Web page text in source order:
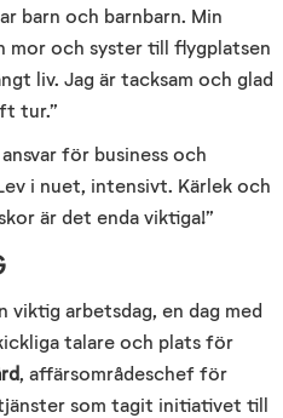
barn och barnbarn. Min
mor och syster till flygplatsen
liv. Jag är tacksam och glad
tur.”
för business och
i nuet, intensivt. Kärlek och
är det enda viktiga!”
viktig arbetsdag, en dag med
talare och plats för
, affärsområdeschef för
som tagit initiativet till